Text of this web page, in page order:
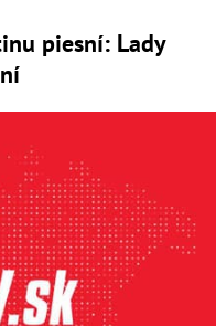
piesní: Lady